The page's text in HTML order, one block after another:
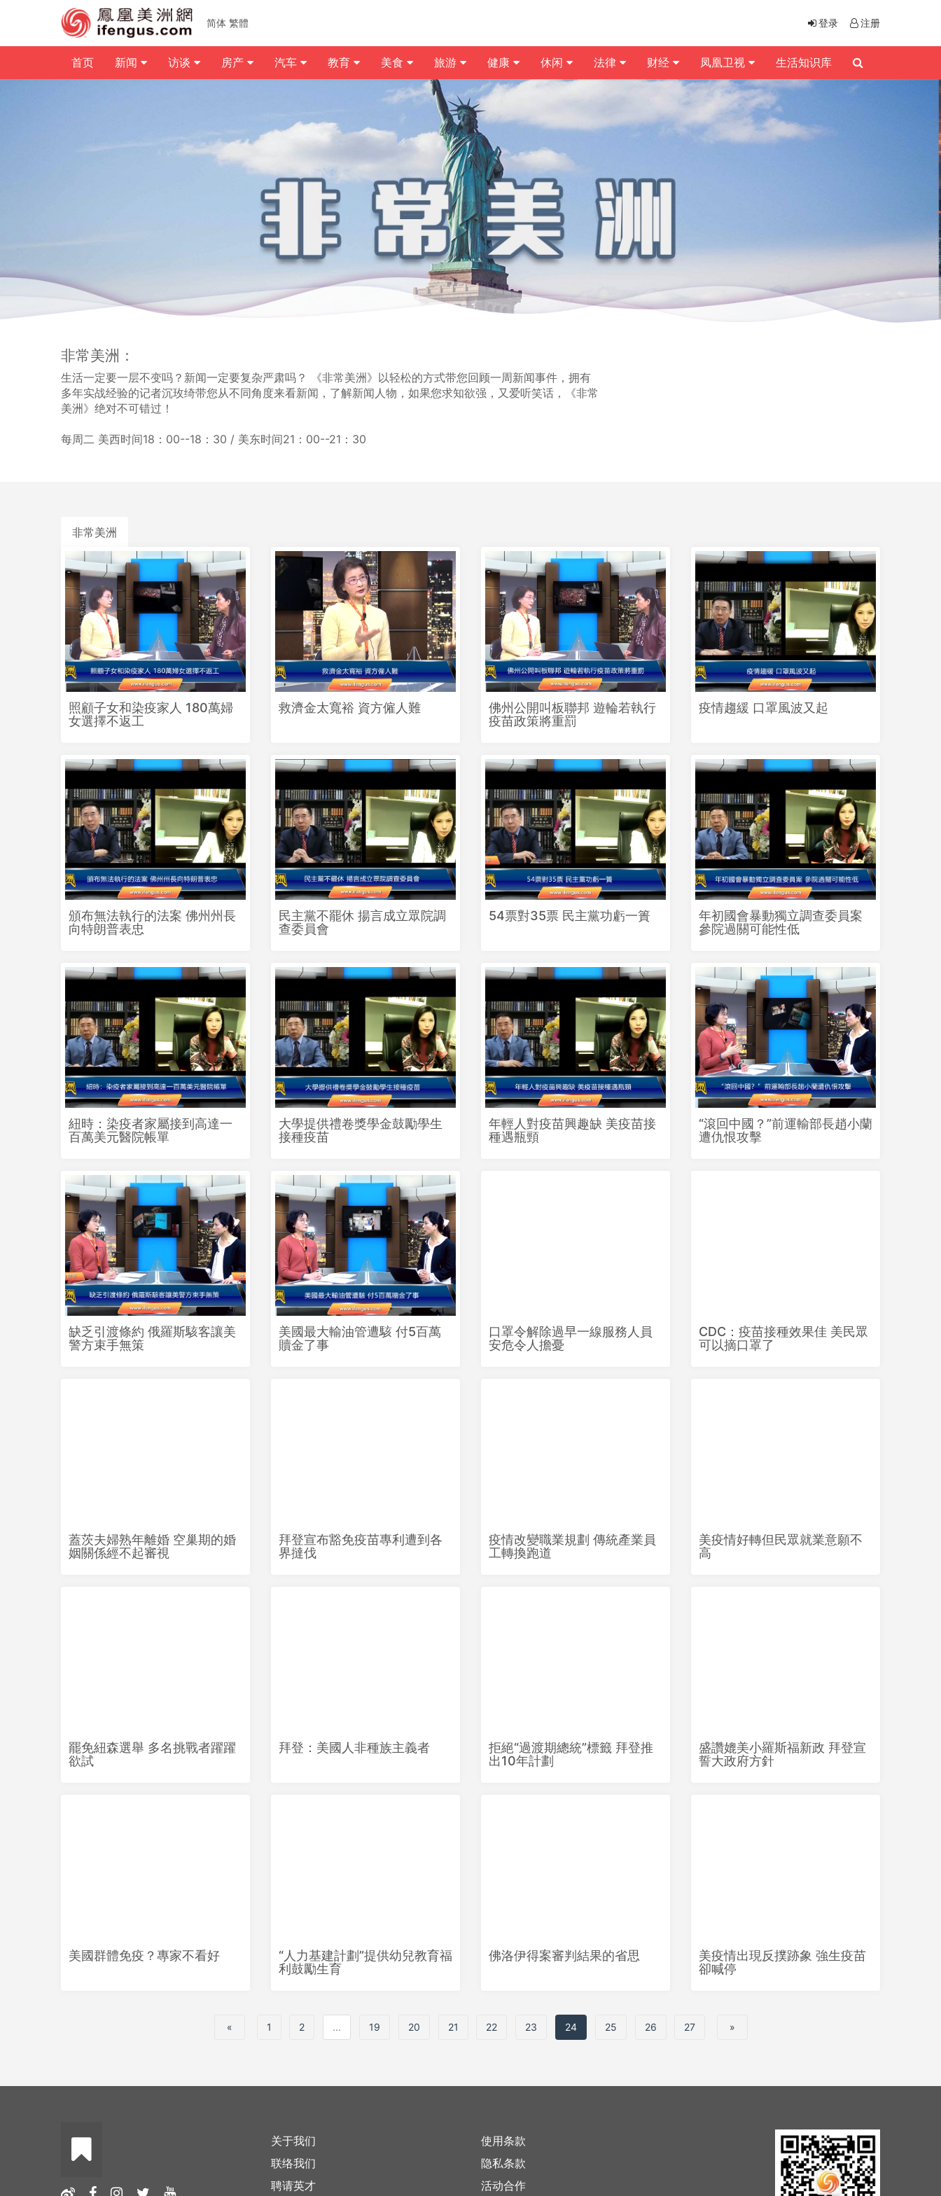
非常美洲：
生活一定要一层不变吗？新闻一定要复杂严肃吗？ 《非常美洲》以轻松的方式带您回顾一周新闻事件，拥有
多年实战经验的记者沉玫绮带您从不同角度来看新闻，了解新闻人物，如果您求知欲强，又爱听笑话，《非常
美洲》绝对不可错过！
每周二 美西时间18：00--18：30 / 美东时间21：00--21：30
非常美洲
照顧子女和染疫家人 180萬婦
女選擇不返工
救濟金太寬裕 資方僱人難
佛州公開叫板聯邦 遊輪若執行
疫苗政策將重罰
疫情趨緩 口罩風波又起
頒布無法執行的法案 佛州州長
向特朗普表忠
民主黨不罷休 揚言成立眾院調
查委員會
54票對35票 民主黨功虧一簣
年初國會暴動獨立調查委員案
參院過關可能性低
紐時：染疫者家屬接到高達一
百萬美元醫院帳單
大學提供禮卷獎學金鼓勵學生
接種疫苗
年輕人對疫苗興趣缺 美疫苗接
種遇瓶頸
“滾回中國？”前運輸部長趙小蘭
遭仇恨攻擊
缺乏引渡條約 俄羅斯駭客讓美
警方束手無策
美國最大輸油管遭駭 付5百萬
贖金了事
口罩令解除過早一線服務人員
安危令人擔憂
CDC：疫苗接種效果佳 美民眾
可以摘口罩了
蓋茨夫婦熟年離婚 空巢期的婚
姻關係經不起審視
拜登宣布豁免疫苗專利遭到各
界撻伐
疫情改變職業規劃 傳統產業員
工轉換跑道
美疫情好轉但民眾就業意願不
高
罷免紐森選舉 多名挑戰者躍躍
欲試
拜登：美國人非種族主義者
拒絕“過渡期總統”標籤 拜登推
出10年計劃
盛讚媲美小羅斯福新政 拜登宣
誓大政府方針
美國群體免疫？專家不看好
“人力基建計劃”提供幼兒教育福
利鼓勵生育
佛洛伊得案審判結果的省思
美疫情出現反撲跡象 強生疫苗
卻喊停
« 1 2 ... 19 20 21 22 23 24 25 26 27 »
简体 繁體 登录 注册
首页 新闻 访谈 房产 汽车 教育 美食 旅游 健康 休闲 法律 财经 凤凰卫视 生活知识库
关于我们
联络我们
聘请英才
使用条款
隐私条款
活动合作